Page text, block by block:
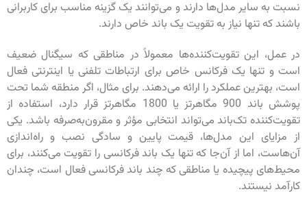
نسبت به سایر مدل‌ها دارند و می‌توانند یک گزینه مناسب برای کاربرانی
باشند که تنها نیاز به تقویت یک باند خاص دارند.
در عمل، این تقویت‌کننده‌ها معمولاً در مناطقی که سیگنال ضعیف
است و تنها یک فرکانس خاص برای ارتباطات تلفنی یا اینترنتی فعال
است، بهترین عملکرد را ارائه می‌دهند. برای مثال، اگر منطقه شما تحت
پوشش باند 900 مگاهرتز یا 1800 مگاهرتز قرار دارد، استفاده از
تقویت‌کننده تک‌باند می‌تواند انتخابی مؤثر و مقرون‌به‌صرفه باشد. یکی
از مزایای این مدل‌ها، قیمت پایین و سادگی نصب و راه‌اندازی
آن‌هاست، اما از آن‌جا که تنها یک باند فرکانسی را تقویت می‌کنند، برای
محیط‌های پیچیده یا مناطقی که چند باند فرکانسی فعال است، چندان
کارآمد نیستند.